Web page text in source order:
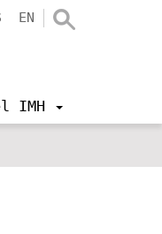
EN
IMH